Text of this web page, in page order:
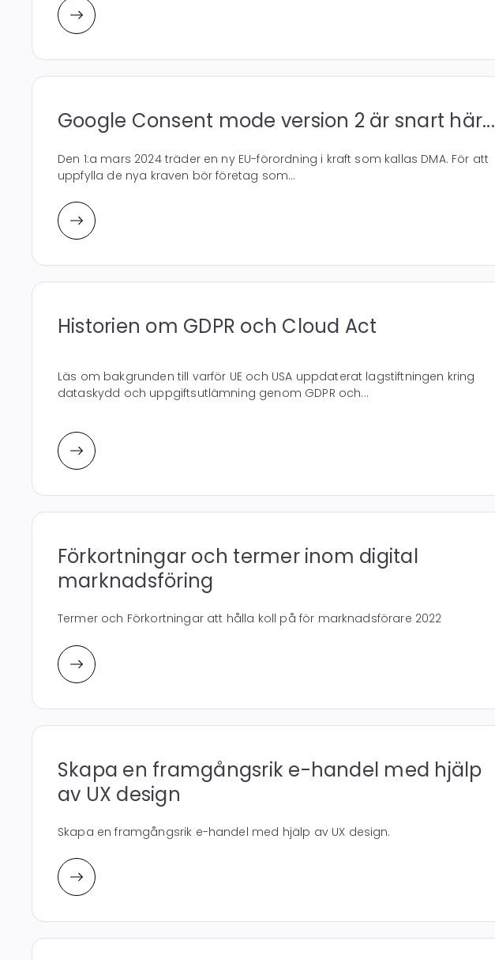
Google Consent mode version 2 är snart här...
Den 1:a mars 2024 träder en ny EU-förordning i kraft som kallas DMA. För att
uppfylla de nya kraven bör företag som...
Historien om GDPR och Cloud Act
Läs om bakgrunden till varför UE och USA uppdaterat lagstiftningen kring
dataskydd och uppgiftsutlämning genom GDPR och...
Förkortningar och termer inom digital
marknadsföring
Termer och Förkortningar att hålla koll på för marknadsförare 2022
Skapa en framgångsrik e-handel med hjälp
av UX design
Skapa en framgångsrik e-handel med hjälp av UX design.